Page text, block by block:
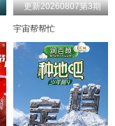
更新20260807第3期
宇宙帮帮忙